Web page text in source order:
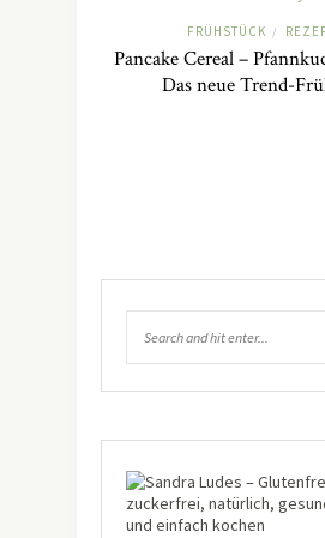
FRÜHSTÜCK /
Pancake Cereal –
Das neue Trend-